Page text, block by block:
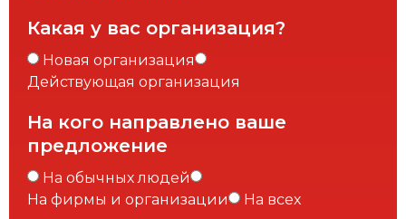
Какая у вас организация?
Новая организация
Действующая организация
На кого направлено ваше
предложение
На обычных людей
На фирмы и организации
На всех